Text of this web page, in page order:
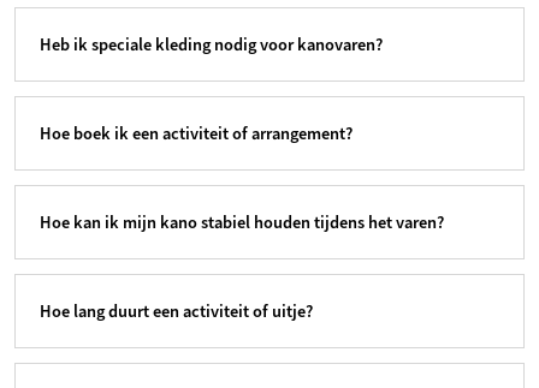
Heb ik speciale kleding nodig voor kanovaren?
Hoe boek ik een activiteit of arrangement?
Hoe kan ik mijn kano stabiel houden tijdens het varen?
Hoe lang duurt een activiteit of uitje?